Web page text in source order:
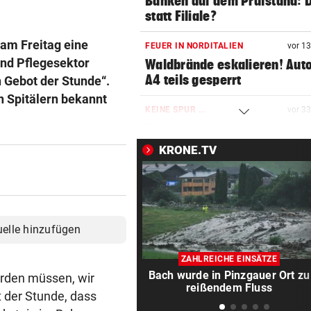
Freitag eine
Pflegesektor
der Stunde“.
Spitälern bekannt
hinzufügen
müssen, wir
Stunde, dass
statt Filiale?
FEUER IN NORDITALIEN vor
Waldbrände eskalieren!
A4 teils gesperrt
KEINE SPUR ... vor
getäuscht
KINDHEITSERINNERUNGEN vor
Juhu! Die Diddl-Maus ist
wieder zurück
VATER VERSTORBEN vor
Lionel Messi reist mit
Trauerfeier
KRONE.TV
ZAHLREICHE EINSÄTZE
Bach wurde in Pinzgauer Ort zu
reißendem Fluss